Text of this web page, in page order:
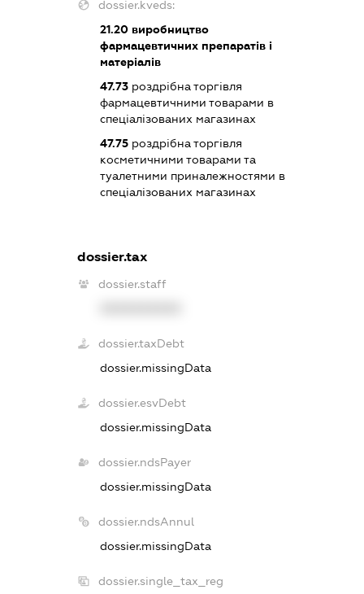
dossier.kveds:
21.20виробництво
фармацевтичних препаратів і
матеріалів
47.73роздрібна торгівля
фармацевтичними товарами в
спеціалізованих магазинах
47.75роздрібна торгівля
косметичними товарами та
туалетними приналежностями в
спеціалізованих магазинах
dossier.tax
dossier.staff
dossier.taxDebt
dossier.missingData
dossier.esvDebt
dossier.missingData
dossier.ndsPayer
dossier.missingData
dossier.ndsAnnul
dossier.missingData
dossier.single_tax_reg